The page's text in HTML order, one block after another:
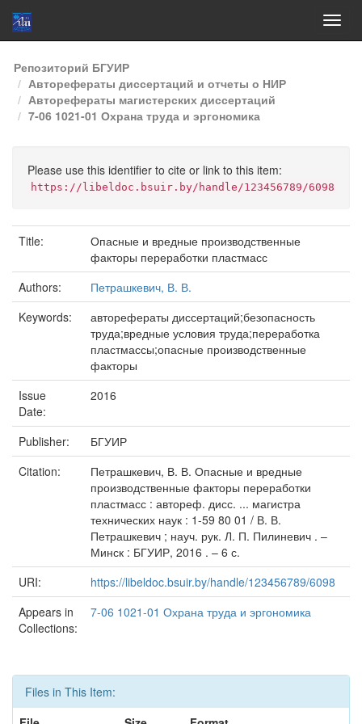
Skip
navigation
Репозиторий БГУИР
Авторефераты диссертаций и отчеты о НИР
Авторефераты магистерских диссертаций
7-06 1021-01 Охрана труда и эргономика
Please use this identifier to cite or link to this item:
https://libeldoc.bsuir.by/handle/123456789/6098
Title:
Опасные и вредные производственные
факторы переработки пластмасс
Authors:
Петрашкевич, В. В.
Keywords:
авторефераты диссертаций;безопасность
труда;вредные условия труда;переработка
пластмассы;опасные производственные
факторы
Issue
Date:
2016
Publisher:
БГУИР
Citation:
Петрашкевич, В. В. Опасные и вредные
производственные факторы переработки
пластмасс : автореф. дисс. ... магистра
технических наук : 1-59 80 01 / В. В.
Петрашкевич ; науч. рук. Л. П. Пилиневич . –
Минск : БГУИР, 2016 . – 6 с.
URI:
https://libeldoc.bsuir.by/handle/123456789/6098
Appears in
Collections:
7-06 1021-01 Охрана труда и эргономика
Files in This Item: